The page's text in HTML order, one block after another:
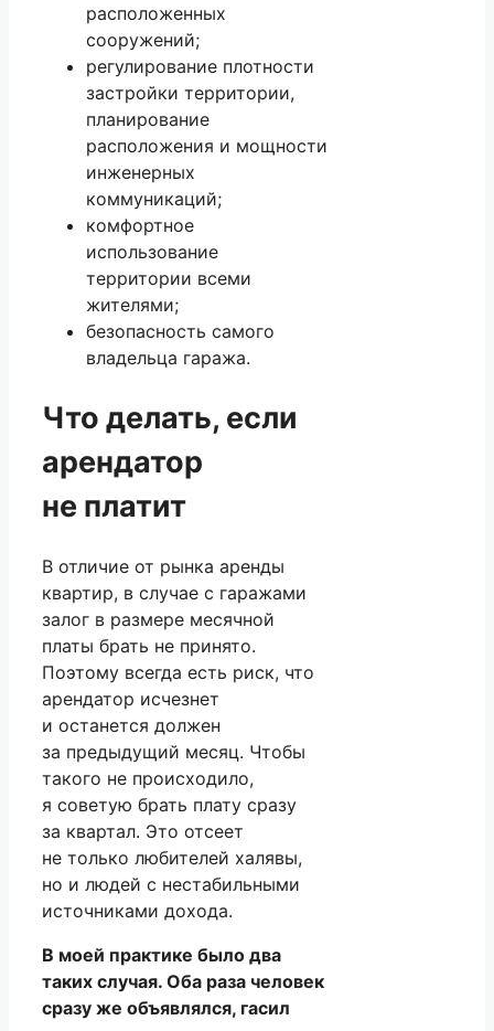
расположенных
сооружений;
регулирование плотности
застройки территории,
планирование
расположения и мощности
инженерных
коммуникаций;
комфортное
использование
территории всеми
жителями;
безопасность самого
владельца гаража.
Что делать, если
арендатор
не платит
В отличие от рынка аренды
квартир, в случае с гаражами
залог в размере месячной
платы брать не принято.
Поэтому всегда есть риск, что
арендатор исчезнет
и останется должен
за предыдущий месяц. Чтобы
такого не происходило,
я советую брать плату сразу
за квартал. Это отсеет
не только любителей халявы,
но и людей с нестабильными
источниками дохода.
В моей практике было два
таких случая. Оба раза человек
сразу же объявлялся, гасил